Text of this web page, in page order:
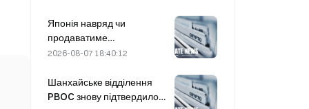
обладнання надвисокої
напруги
Японія навряд чи
продаватиме
середньострокові
для проведення валютної
інтервенції; вплив на
2026-08-07 18:40:12
Шанхайське відділення
PBOC знову підтвердило